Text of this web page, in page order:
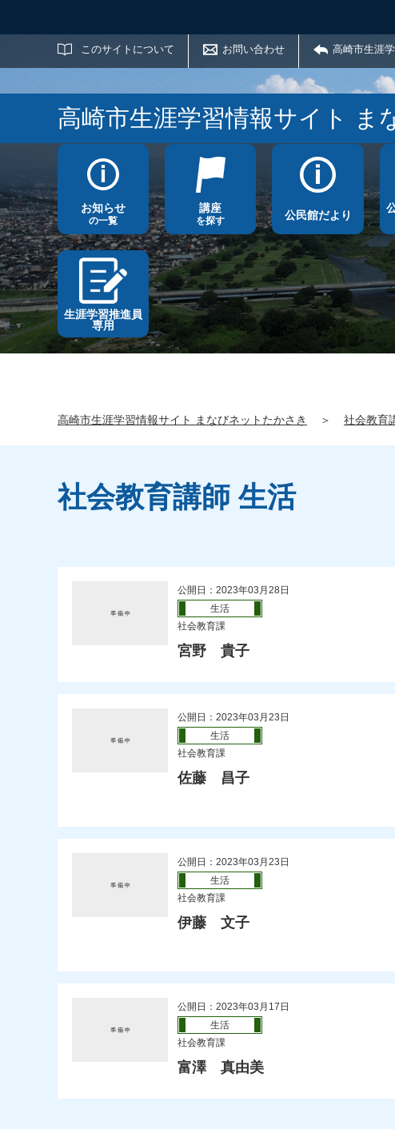
このサイトについて お問い合わせ 高崎市生涯
サイト内検索
高崎市生涯学習情報サイト ま
お知らせ
の一覧
講座
を探す 公民館だより
生涯学習推進員
専用
高崎市生涯学習情報サイト まなびネットたかさき ＞ 社会教育
社会教育講師 生活
公開日：2023年03月28日
生活
社会教育課
宮野 貴子
公開日：2023年03月23日
生活
社会教育課
佐藤 昌子
公開日：2023年03月23日
生活
社会教育課
伊藤 文子
公開日：2023年03月17日
生活
社会教育課
富澤 真由美